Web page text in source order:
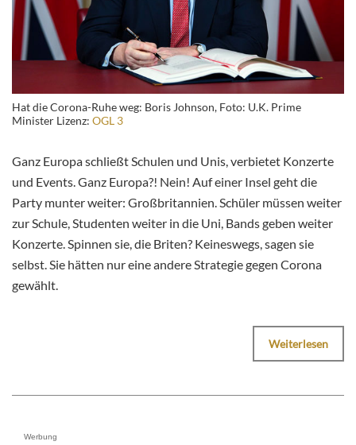
Hat die Corona-Ruhe weg: Boris Johnson, Foto: U.K. Prime
Minister Lizenz: OGL 3
Ganz Europa schließt Schulen und Unis, verbietet Konzerte
und Events. Ganz Europa?! Nein! Auf einer Insel geht die
Party munter weiter: Großbritannien. Schüler müssen weiter
zur Schule, Studenten weiter in die Uni, Bands geben weiter
Konzerte. Spinnen sie, die Briten? Keineswegs, sagen sie
selbst. Sie hätten nur eine andere Strategie gegen Corona
gewählt.
Weiterlesen
Werbung